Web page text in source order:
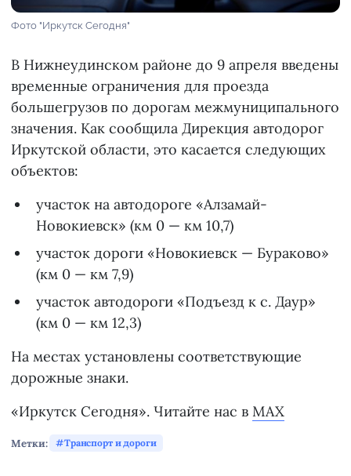
Фото "Иркутск Сегодня"
В Нижнеудинском районе до 9 апреля введены
временные ограничения для проезда
большегрузов по дорогам межмуниципального
значения. Как сообщила Дирекция автодорог
Иркутской области, это касается следующих
объектов:
участок на автодороге «Алзамай-
Новокиевск» (км 0 — км 10,7)
участок дороги «Новокиевск — Бураково»
(км 0 — км 7,9)
участок автодороги «Подъезд к с. Даур»
(км 0 — км 12,3)
На местах установлены соответствующие
дорожные знаки.
«Иркутск Сегодня». Читайте нас в MAX
Метки: Транспорт и дороги